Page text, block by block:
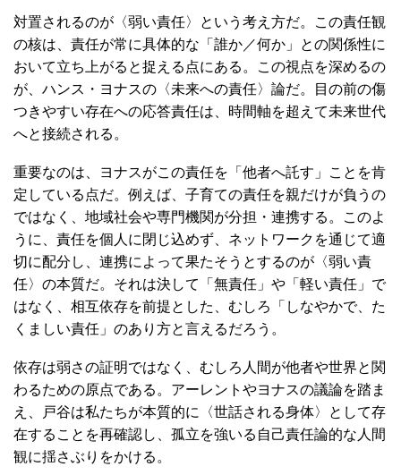
対置されるのが〈弱い責任〉という考え方だ。この責任観
の核は、責任が常に具体的な「誰か／何か」との関係性に
おいて立ち上がると捉える点にある。この視点を深めるの
が、ハンス・ヨナスの〈未来への責任〉論だ。目の前の傷
つきやすい存在への応答責任は、時間軸を超えて未来世代
へと接続される。
重要なのは、ヨナスがこの責任を「他者へ託す」ことを肯
定している点だ。例えば、子育ての責任を親だけが負うの
ではなく、地域社会や専門機関が分担・連携する。このよ
うに、責任を個人に閉じ込めず、ネットワークを通じて適
切に配分し、連携によって果たそうとするのが〈弱い責
任〉の本質だ。それは決して「無責任」や「軽い責任」で
はなく、相互依存を前提とした、むしろ「しなやかで、た
くましい責任」のあり方と言えるだろう。
依存は弱さの証明ではなく、むしろ人間が他者や世界と関
わるための原点である。アーレントやヨナスの議論を踏ま
え、戸谷は私たちが本質的に〈世話される身体〉として存
在することを再確認し、孤立を強いる自己責任論的な人間
観に揺さぶりをかける。